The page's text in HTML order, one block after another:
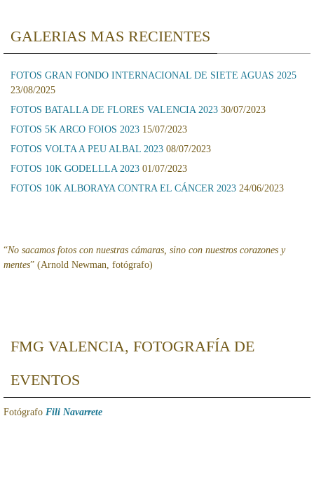
GALERIAS MAS RECIENTES
FOTOS GRAN FONDO INTERNACIONAL DE SIETE AGUAS 2025
23/08/2025
FOTOS BATALLA DE FLORES VALENCIA 2023 30/07/2023
FOTOS 5K ARCO FOIOS 2023 15/07/2023
FOTOS VOLTA A PEU ALBAL 2023 08/07/2023
FOTOS 10K GODELLLA 2023 01/07/2023
FOTOS 10K ALBORAYA CONTRA EL CÁNCER 2023 24/06/2023
“No sacamos fotos con nuestras cámaras, sino con nuestros corazones y
mentes” (Arnold Newman, fotógrafo)
FMG VALENCIA, FOTOGRAFÍA DE
EVENTOS
Fotógrafo Fili Navarrete